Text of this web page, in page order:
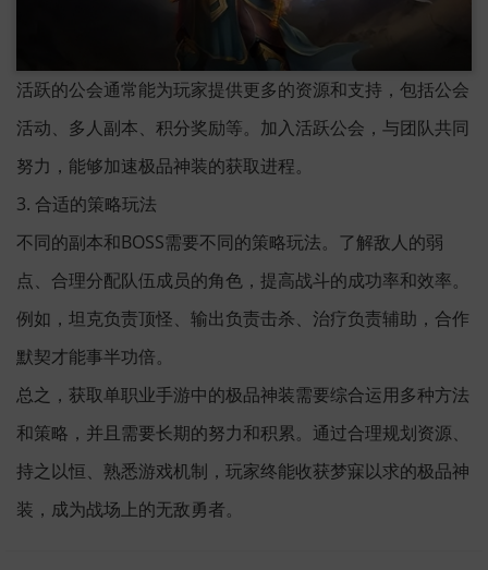
活跃的公会通常能为玩家提供更多的资源和支持，包括公会
活动、多人副本、积分奖励等。加入活跃公会，与团队共同
努力，能够加速极品神装的获取进程。
3. 合适的策略玩法
不同的副本和BOSS需要不同的策略玩法。了解敌人的弱
点、合理分配队伍成员的角色，提高战斗的成功率和效率。
例如，坦克负责顶怪、输出负责击杀、治疗负责辅助，合作
默契才能事半功倍。
总之，获取单职业手游中的极品神装需要综合运用多种方法
和策略，并且需要长期的努力和积累。通过合理规划资源、
持之以恒、熟悉游戏机制，玩家终能收获梦寐以求的极品神
装，成为战场上的无敌勇者。